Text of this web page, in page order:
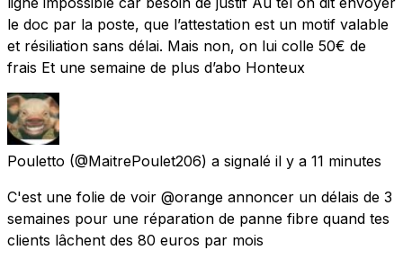
le doc par la poste, que l’attestation est un motif valable
et résiliation sans délai. Mais non, on lui colle 50€ de
frais Et une semaine de plus d’abo Honteux
Pouletto (@MaitrePoulet206) a signalé il y a 11 minutes
C'est une folie de voir @orange annoncer un délais de 3
semaines pour une réparation de panne fibre quand tes
clients lâchent des 80 euros par mois